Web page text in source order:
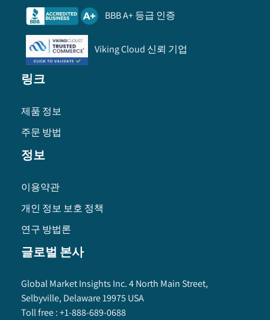
BBB A+ 등급 인증
Viking Cloud 신뢰 기업
링크
제품 정보
주문 방법
정보
이용약관
개인 정보 보호 정책
연구 방법론
글로벌 본사
Global Market Insights Inc. 4 North Main Street,
Selbyville, Delaware 19975 USA
Toll free :+1-888-689-0688